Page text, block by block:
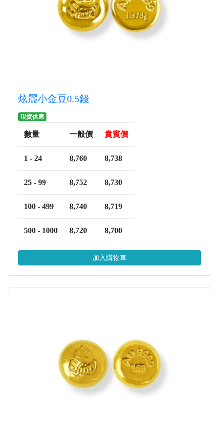
炫麗小金豆0.5錢
現貨供應
數量 一般價 貴賓價
1 - 24 8,760 8,738
25 - 99 8,752 8,730
100 - 499 8,740 8,719
500 - 1000 8,720 8,700
加入購物車